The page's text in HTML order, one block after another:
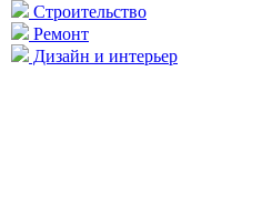
Строительство
Ремонт
Дизайн и интерьер